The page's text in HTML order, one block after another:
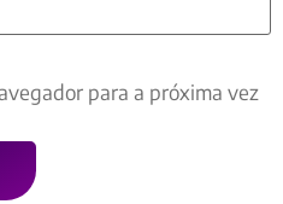
para a próxima vez